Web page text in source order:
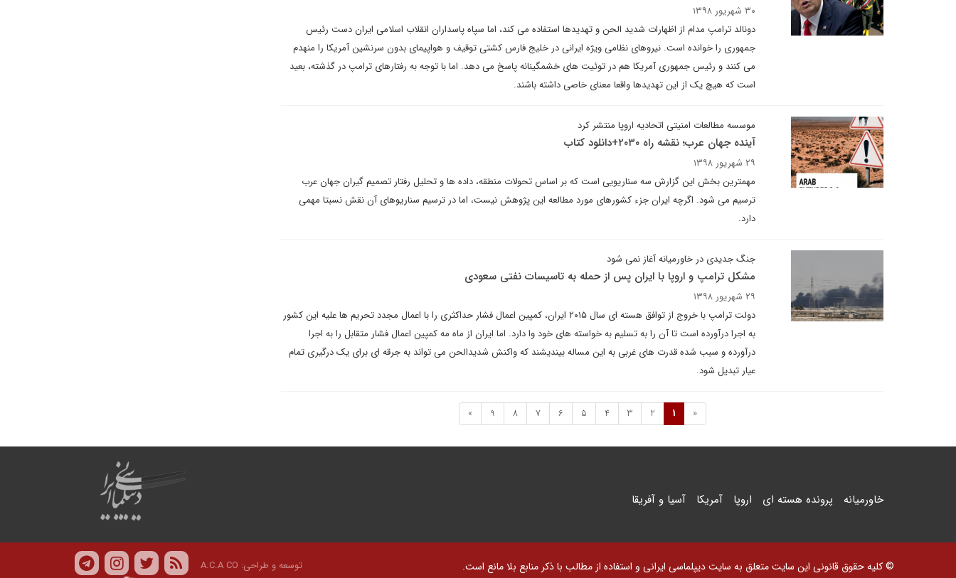
۳۰ شهریور ۱۳۹۸
دونالد ترامپ مدام از اظهارات شدید الحن و تهدیدها استفاده می کند، اما سپاه پاسداران انقلاب اسلامی ایران دست رئیس
جمهوری را خوانده است. نیروهای نظامی ویژه ایرانی در خلیج فارس کشتی توقیف و هواپیمای بدون سرنشین آمریکا را منهدم
می کنند و رئیس جمهوری آمریکا هم در توئیت های خشمگینانه پاسخ می دهد. اما با توجه به رفتارهای ترامپ در گذشته، بعید
است که هیچ یک از این تهدیدها واقعا معنای خاصی داشته باشند.
موسسه مطالعات امنیتی اتحادیه اروپا منتشر کرد
آینده جهان عرب؛ نقشه راه ۲۰۳۰+دانلود کتاب
۲۹ شهریور ۱۳۹۸
مهمترین بخش این گزارش سه سناریویی است که بر اساس تحولات منطقه، داده ها و تحلیل رفتار تصمیم گیران جهان عرب
ترسیم می شود. اگرچه ایران جزء کشورهای مورد مطالعه این پژوهش نیست، اما در ترسیم سناریوهای آن نقش نسبتا مهمی
دارد.
جنگ جدیدی در خاورمیانه آغاز نمی شود
مشکل ترامپ و اروپا با ایران پس از حمله به تاسیسات نفتی سعودی
۲۹ شهریور ۱۳۹۸
دولت ترامپ با خروج از توافق هسته ای سال ۲۰۱۵ ایران، کمپین اعمال فشار حداکثری را با اعمال مجدد تحریم ها علیه این کشور
به اجرا درآورده است تا آن را به تسلیم به خواسته های خود وا دارد. اما ایران از ماه مه کمپین اعمال فشار متقابل را به اجرا
درآورده و سبب شده قدرت های غربی به این مساله بیندیشند که واکنش شدیدالحن می تواند به جرقه ای برای یک درگیری تمام
عیار تبدیل شود.
«
1
2
3
4
5
6
7
8
9
»
خاورمیانه پرونده هسته ای اروپا آمریکا آسیا و آفریقا
© کلیه حقوق قانونی این سایت متعلق به سایت دیپلماسی ایرانی و استفاده از مطالب با ذکر منابع بلا مانع است. توسعه و طراحی: A.C.A CO